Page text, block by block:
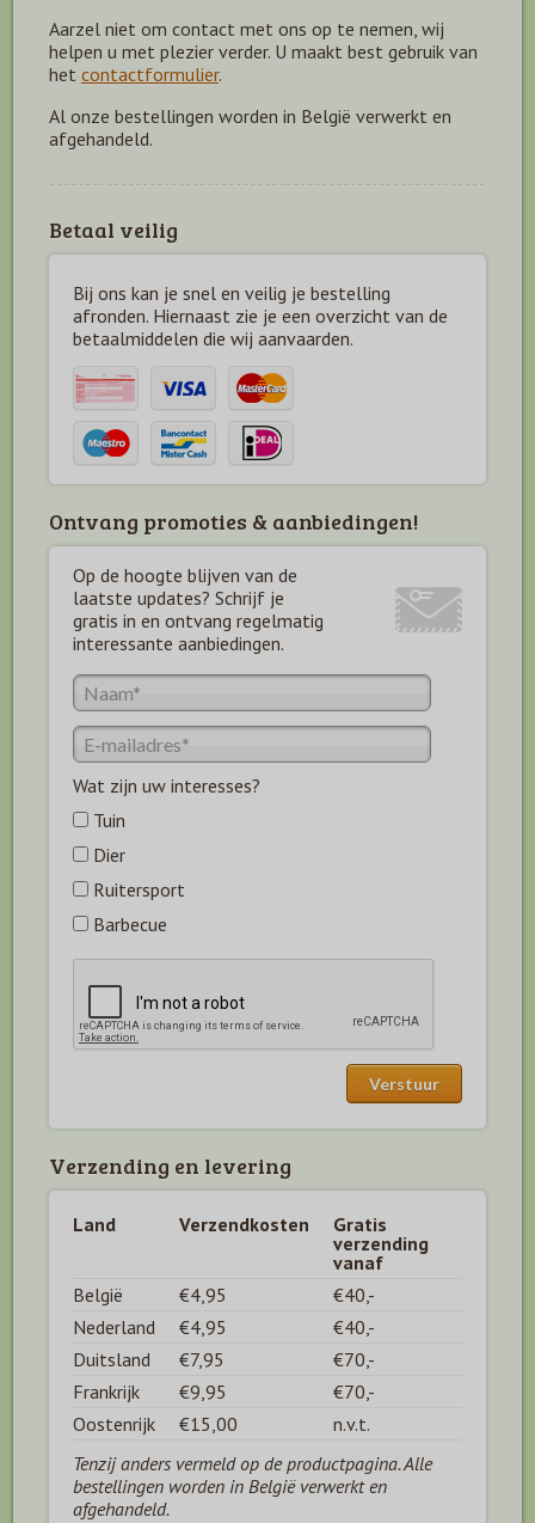
Aarzel niet om contact met ons op te nemen, wij
helpen u met plezier verder. U maakt best gebruik van
het contactformulier.
Al onze bestellingen worden in België verwerkt en
afgehandeld.
Betaal veilig
Bij ons kan je snel en veilig je bestelling
afronden. Hiernaast zie je een overzicht van de
betaalmiddelen die wij aanvaarden.
Ontvang promoties & aanbiedingen!
Op de hoogte blijven van de
laatste updates? Schrijf je
gratis in en ontvang regelmatig
interessante aanbiedingen.
Wat zijn uw interesses?
Tuin
Dier
Ruitersport
Barbecue
Verzending en levering
Land Verzendkosten
Gratis
verzending
vanaf
België
€4,95
€40,-
Nederland
€4,95
€40,-
Duitsland
€7,95
€70,-
Frankrijk
€9,95
€70,-
Oostenrijk
€15,00
n.v.t.
Tenzij anders vermeld op de productpagina. Alle
bestellingen worden in België verwerkt en
afgehandeld.